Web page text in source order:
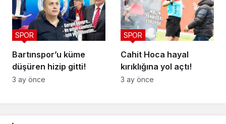
Bartınspor’u küme
düşüren hizip gitti!
SPOR
3 ay önce
Cahit Hoca hayal
kırıklığına yol açtı!
SPOR
3 ay önce